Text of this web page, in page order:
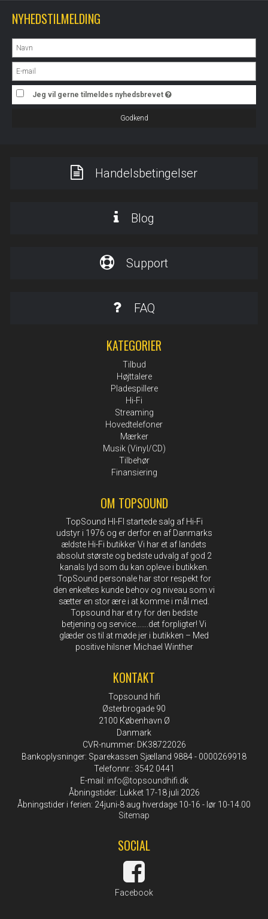
NYHEDSTILMELDING
Jeg vil gerne tilmeldes nyhedsbrevet
Godkend
Handelsbetingelser
Blog
Support
FAQ
KATEGORIER
Tilbud
Højttalere
Pladespillere
Hi-Fi
Streaming
Hovedtelefoner
Mærker
Musik (Vinyl/CD)
Tilbehør
Finansiering
OM TOPSOUND
TopSound HI-FI startede salg af Hi-Fi
udstyr i 1976 og er derfor en af Danmarks
ældste Hi-Fi butikker Vi har et af landets
absolut største og bedste udvalg af god 2
kanals lyd som du kan opleve i butikken.
TopSound personale har stor respekt for
den enkeltes kunde behov og niveau som vi
sætter en stor ære i at komme i mål med.
Topsound har et ry for den bedste
betjening og service…….det forpligter! Vi
glæder os til at møde jer i butikken – Med
positive hilsner Michael Winther
KONTAKT
Topsound hifi
Østerbrogade 90
2100 København Ø
Danmark
CVR-nummer: DK38722026
Bankoplysninger: Sparekassen Sjælland 9884 - 0000269918
Telefonnr.: 3542 0441
E-mail : info@topsoundhifi.dk
Åbningstider: Lukket 17-18 juli 2026
Åbningstider i ferien: 24juni-8 aug hverdage 10-16 - lør 10-14.00
Sitemap
SOCIAL
Facebook